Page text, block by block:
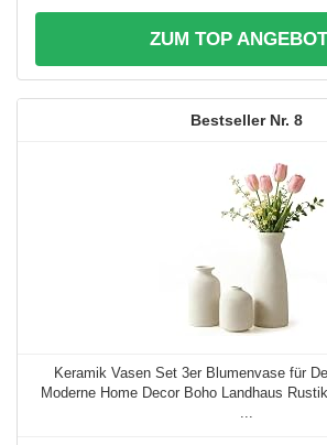
ZUM TOP
8
Keramik Vasen Set 3er Blumenvase für
Moderne Home Decor Boho Landhaus